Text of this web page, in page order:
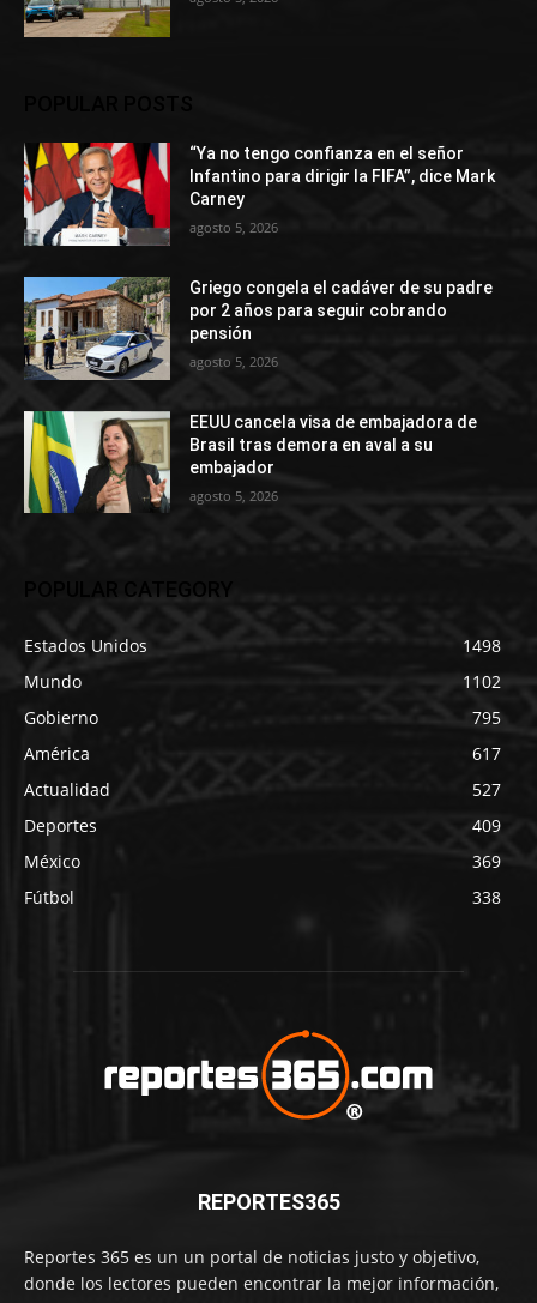
“Ya no tengo confianza en el señor
Infantino para dirigir la FIFA”, dice Mark
Carney
agosto 5, 2026
Griego congela el cadáver de su padre
por 2 años para seguir cobrando
pensión
agosto 5, 2026
EEUU cancela visa de embajadora de
Brasil tras demora en aval a su
embajador
agosto 5, 2026
POPULAR CATEGORY
Estados Unidos
1498
Mundo
1102
Gobierno
795
América
617
Actualidad
527
Deportes
409
México
369
Fútbol
338
REPORTES365
Reportes 365 es un un portal de noticias justo y objetivo,
donde los lectores pueden encontrar la mejor información,